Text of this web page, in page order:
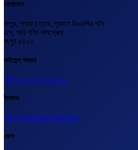
যোগাযোগ
রংপুর, পায়রা চত্তর, পুরাতন বিএনপির গলি
এস, আর শপিং কমপ্লেক্স
রংপুর ৫৪০০
লাইসেন্স নাম্বার
বিএল-২০২৩-২৪০০০১৬২
ইমেইল
info@outsourcingbd.net
ফোন